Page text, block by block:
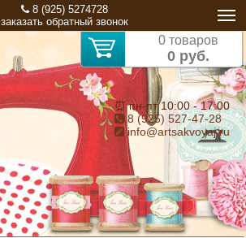
8 (925) 5274728
заказать обратный звонок
0 товаров
0 руб.
⏰ пн-пт 10:00 - 17:00
8 (925) 527-47-28
info@artsakvoyaj.ru